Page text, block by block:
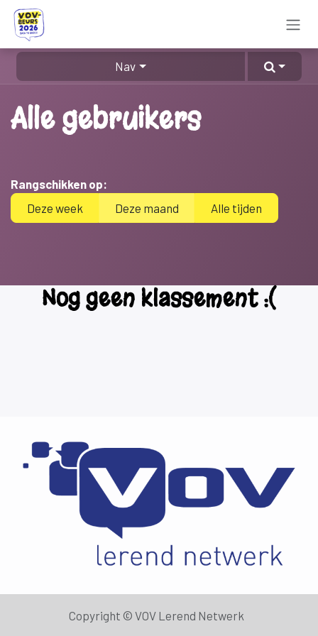
Overslaan naar inhoud
Nav
Alle gebruikers
Rangschikken op:
Deze week
Deze maand Alle tijden
Nog geen klassement :(
Copyright © VOV Lerend Netwerk